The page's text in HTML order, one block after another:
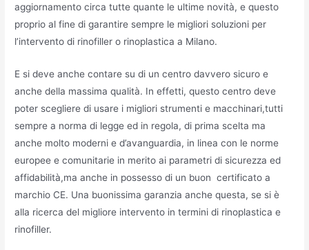
aggiornamento circa tutte quante le ultime novità, e questo
proprio al fine di garantire sempre le migliori soluzioni per
l’intervento di rinofiller o rinoplastica a Milano.
E si deve anche contare su di un centro davvero sicuro e
anche della massima qualità. In effetti, questo centro deve
poter scegliere di usare i migliori strumenti e macchinari,tutti
sempre a norma di legge ed in regola, di prima scelta ma
anche molto moderni e d’avanguardia, in linea con le norme
europee e comunitarie in merito ai parametri di sicurezza ed
affidabilità,ma anche in possesso di un buon certificato a
marchio CE. Una buonissima garanzia anche questa, se si è
alla ricerca del migliore intervento in termini di rinoplastica e
rinofiller.